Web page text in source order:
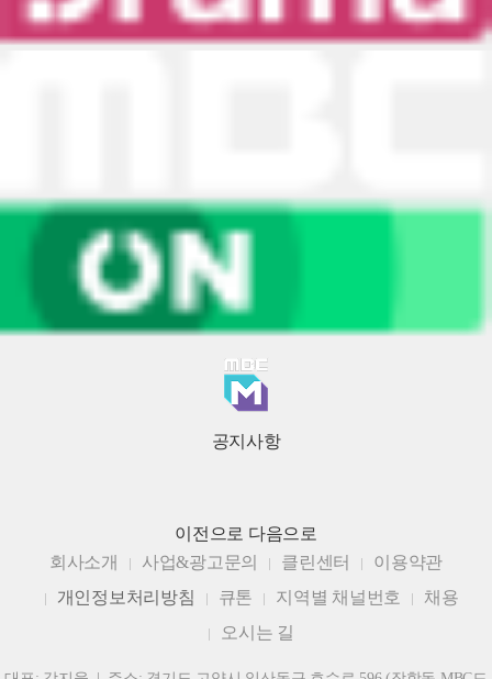
공지사항
이전으로 다음으로
회사소개
사업&광고문의 클린센터
이용약관
개인정보처리방침
큐톤 지역별 채널번호
채용
오시는 길